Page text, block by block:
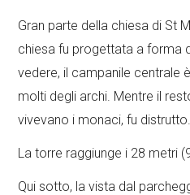
Gran parte della chiesa di St
chiesa fu progettata a forma
vedere, il campanile centrale
molti degli archi. Mentre il
vivevano i monaci, fu distrutto.
La torre raggiunge i 28 metri
Qui sotto, la vista dal